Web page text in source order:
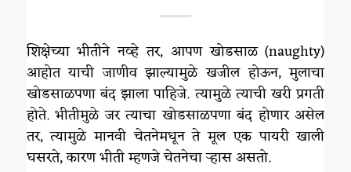
शिक्षेच्या भीतीने नव्हे तर, आपण खोडसाळ (naughty)
आहोत याची जाणीव झाल्यामुळे खजील होऊन, मुलाचा
खोडसाळपणा बंद झाला पाहिजे. त्यामुळे त्याची खरी प्रगती
होते. भीतीमुळे जर त्याचा खोडसाळपणा बंद होणार असेल
तर, त्यामुळे मानवी चेतनेमधून ते मूल एक पायरी खाली
घसरते, कारण भीती म्हणजे चेतनेचा ऱ्हास असतो.